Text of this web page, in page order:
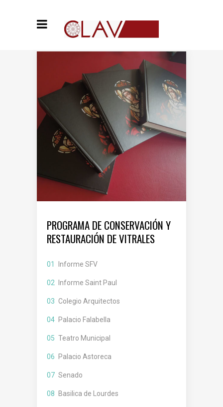
PROGRAMA DE CONSERVACIÓN Y
RESTAURACIÓN DE VITRALES
Informe SFV
Informe Saint Paul
Colegio Arquitectos
Palacio Falabella
Teatro Municipal
Palacio Astoreca
Senado
Basilica de Lourdes